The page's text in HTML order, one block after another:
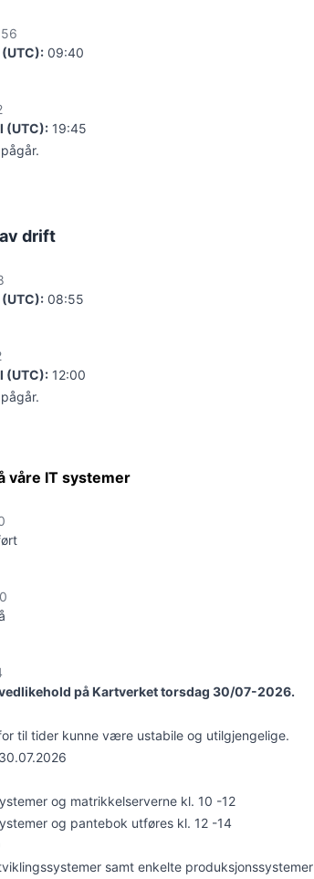
09:40
(UTC): 19:45
drift
08:55
(UTC): 12:00
våre IT systemer
på Kartverket torsdag 30/07-2026.
til tider kunne være ustabile og utilgjengelige.
og matrikkelserverne kl. 10 -12
og pantebok utføres kl. 12 -14
samt enkelte produksjonssystemer